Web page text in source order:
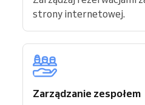
strony internetowej.
Zarządzanie zespołem